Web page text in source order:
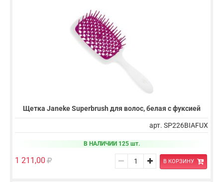
Щетка Janeke Superbrush для волос, белая с фуксией
арт. SP226BIAFUX
В НАЛИЧИИ 125 шт.
1 211,00 В КОРЗИНУ